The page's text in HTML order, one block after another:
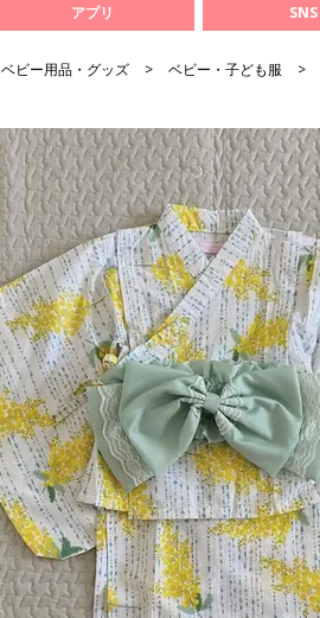
アプリ SNS
ベビー用品・グッズ ベビー・子ども服